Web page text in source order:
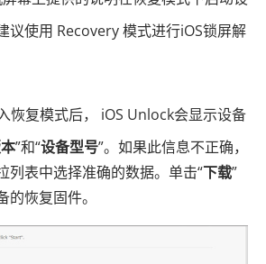
议使用 Recovery 模式进行iOS锁屏解
恢复模式后， iOS Unlock会显示设备
”和“设备型号”。如果此信息不正确，
列表中选择准确的数据。单击“下载”
恢复固件。